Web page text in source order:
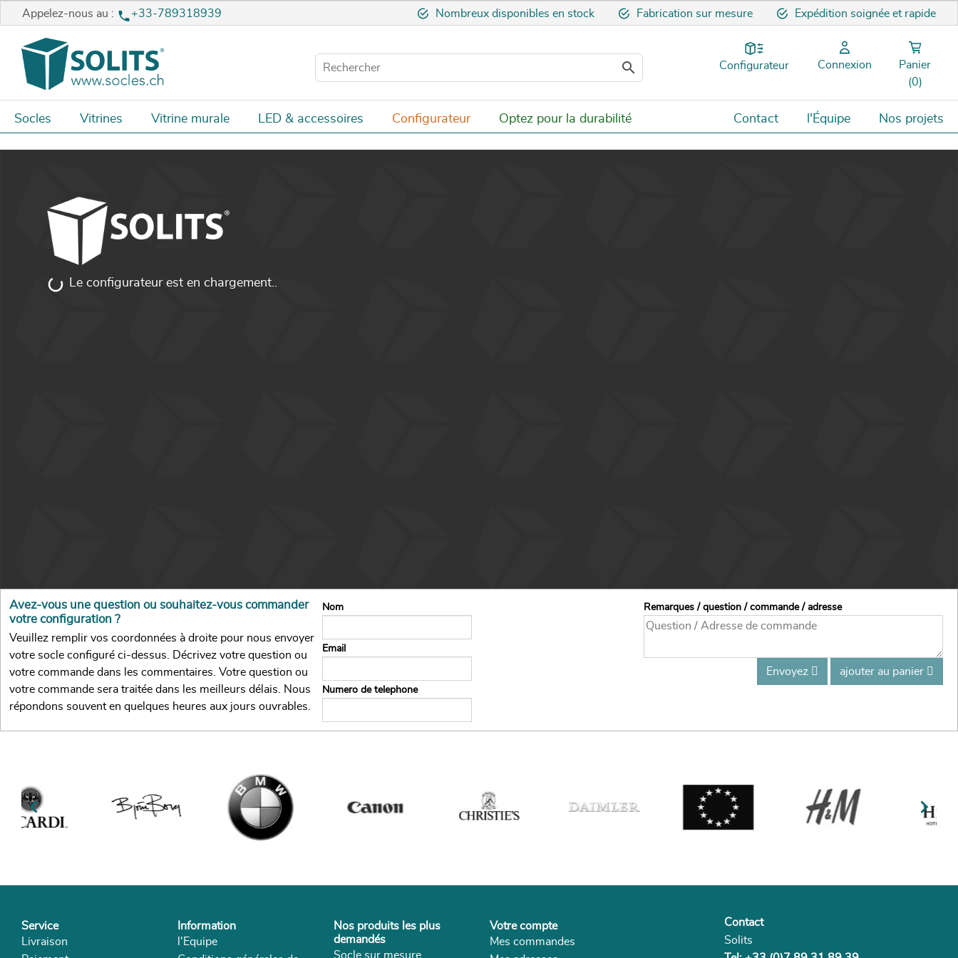
Appelez-nous au : +33-789318939 Nombreux disponibles en stock Fabrication sur mesure Expédition soignée et rapide
 Configurateur Connexion
Panier
(0)
Socles Vitrines Vitrine murale LED & accessoires Configurateur Nos projets
l'Équipe
Contact
Optez pour la durabilité
Le configurateur est en chargement..
Avez-vous une question ou souhaitez-vous commander
votre configuration ?
Veuillez remplir vos coordonnées à droite pour nous envoyer
votre socle configuré ci-dessus. Décrivez votre question ou
votre commande dans les commentaires. Votre question ou
votre commande sera traitée dans les meilleurs délais. Nous
répondons souvent en quelques heures aux jours ouvrables.
Nom
Email
Numero de telephone
Remarques / question / commande / adresse
Envoyez ajouter au panier
 
Service
Livraison
Information
l'Equipe
Nos produits les plus
demandés
Socle sur mesure
Votre compte
Mes commandes
Contact
Solits